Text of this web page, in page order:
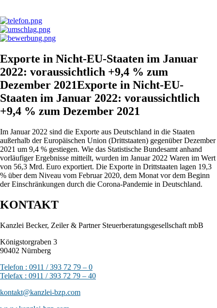
Exporte in Nicht-EU-Staaten im Januar
2022: voraussichtlich +9,4 % zum
Dezember 2021Exporte in Nicht-EU-
Staaten im Januar 2022: voraussichtlich
+9,4 % zum Dezember 2021
Im Januar 2022 sind die Exporte aus Deutschland in die Staaten
außerhalb der Europäischen Union (Drittstaaten) gegenüber Dezember
2021 um 9,4 % gestiegen. Wie das Statistische Bundesamt anhand
vorläufiger Ergebnisse mitteilt, wurden im Januar 2022 Waren im Wert
von 56,3 Mrd. Euro exportiert. Die Exporte in Drittstaaten lagen 19,3
% über dem Niveau vom Februar 2020, dem Monat vor dem Beginn
der Einschränkungen durch die Corona-Pandemie in Deutschland.
KONTAKT
Kanzlei Becker, Zeiler & Partner Steuerberatungsgesellschaft mbB
Königstorgraben 3
90402 Nürnberg
Telefon : 0911 / 393 72 79 – 0
Telefax : 0911 / 393 72 79 – 40
kontakt@kanzlei-bzp.com